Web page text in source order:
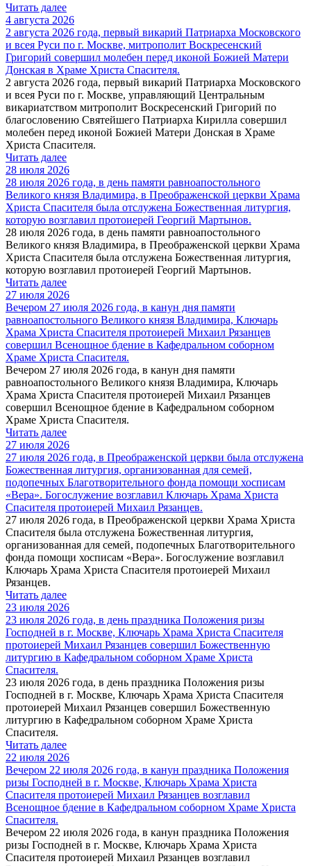
Читать далее
4 августа 2026
2 августа 2026 года, первый викарий Патриарха Московского
и всея Руси по г. Москве, митрополит Воскресенский
Григорий совершил молебен перед иконой Божией Матери
Донская в Храме Христа Спасителя.
2 августа 2026 года, первый викарий Патриарха Московского
и всея Руси по г. Москве, управляющий Центральным
викариатством митрополит Воскресенский Григорий по
благословению Святейшего Патриарха Кирилла совершил
молебен перед иконой Божией Матери Донская в Храме
Христа Спасителя.
Читать далее
28 июля 2026
28 июля 2026 года, в день памяти равноапостольного
Великого князя Владимира, в Преображенской церкви Храма
Христа Спасителя была отслужена Божественная литургия,
которую возглавил протоиерей Георгий Мартынов.
28 июля 2026 года, в день памяти равноапостольного
Великого князя Владимира, в Преображенской церкви Храма
Христа Спасителя была отслужена Божественная литургия,
которую возглавил протоиерей Георгий Мартынов.
Читать далее
27 июля 2026
Вечером 27 июля 2026 года, в канун дня памяти
равноапостольного Великого князя Владимира, Ключарь
Храма Христа Спасителя протоиерей Михаил Рязанцев
совершил Всенощное бдение в Кафедральном соборном
Храме Христа Спасителя.
Вечером 27 июля 2026 года, в канун дня памяти
равноапостольного Великого князя Владимира, Ключарь
Храма Христа Спасителя протоиерей Михаил Рязанцев
совершил Всенощное бдение в Кафедральном соборном
Храме Христа Спасителя.
Читать далее
27 июля 2026
27 июля 2026 года, в Преображенской церкви была отслужена
Божественная литургия, организованная для семей,
подопечных Благотворительного фонда помощи хосписам
«Вера». Богослужение возглавил Ключарь Храма Христа
Спасителя протоиерей Михаил Рязанцев.
27 июля 2026 года, в Преображенской церкви Храма Христа
Спасителя была отслужена Божественная литургия,
организованная для семей, подопечных Благотворительного
фонда помощи хосписам «Вера». Богослужение возглавил
Ключарь Храма Христа Спасителя протоиерей Михаил
Рязанцев.
Читать далее
23 июля 2026
23 июля 2026 года, в день праздника Положения ризы
Господней в г. Москве, Ключарь Храма Христа Спасителя
протоиерей Михаил Рязанцев совершил Божественную
литургию в Кафедральном cоборном Храме Христа
Спасителя.
23 июля 2026 года, в день праздника Положения ризы
Господней в г. Москве, Ключарь Храма Христа Спасителя
протоиерей Михаил Рязанцев совершил Божественную
литургию в Кафедральном cоборном Храме Христа
Спасителя.
Читать далее
22 июля 2026
Вечером 22 июля 2026 года, в канун праздника Положения
ризы Господней в г. Москве, Ключарь Храма Христа
Спасителя протоиерей Михаил Рязанцев возглавил
Всенощное бдение в Кафедральном соборном Храме Христа
Спасителя.
Вечером 22 июля 2026 года, в канун праздника Положения
ризы Господней в г. Москве, Ключарь Храма Христа
Спасителя протоиерей Михаил Рязанцев возглавил